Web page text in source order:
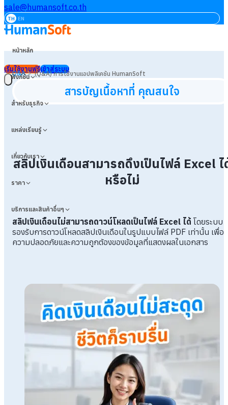
sale@humansoft.co.th
TH EN
หน้าหลัก
ฟังก์ชัน
สำหรับธุรกิจ
แหล่งเรียนรู้
เกี่ยวกับเรา
ราคา
บริการและสินค้าอื่นๆ
เริ่มใช้งานฟรีเข้าสู่ระบบ
Q&A>(Q&A) การใช้งานแอปพลิเคชัน HumanSoft
สารบัญเนื้อหาที่ คุณสนใจ
สลิปเงินเดือนสามารถดึงเป็นไฟล์ Excel ไ
หรือไม่
สลิปเงินเดือนไม่สามารถดาวน์โหลดเป็นไฟล์ Excel ได้ โดยระบบ
รองรับการดาวน์โหลดสลิปเงินเดือนในรูปแบบไฟล์ PDF เท่านั้น เพื่อ
ความปลอดภัยและความถูกต้องของข้อมูลที่แสดงผลในเอกสาร